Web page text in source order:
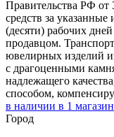
Правительства РФ
средств за указанные
(десяти) рабочих
продавцом.
ювелирных изделий
с драгоценными
надлежащего
способом,
в наличии в 1
Город